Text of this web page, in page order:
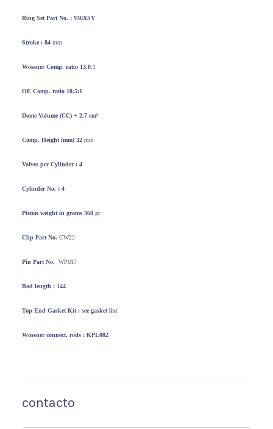
Ring SetPart No. : 936XSY
Stroke : 84 mm
WössnerComp. ratio 13.0:1
OE Comp. ratio 10.5:1
Dome Volume (CC) + 2.7 cm³
Comp. Height(mm) 32 mm
Valves perCylinder : 4
Cylinder No. : 4
Piston weightin grams 360 gr.
Clip Part No. CW22
Pin Part No. WP017
Rod length : 144
Top End Gasket Kit : see gasket list
Wössnerconnect. rods : KPL002
contacto